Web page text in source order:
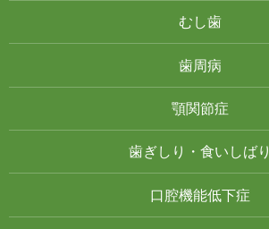
むし歯
歯周病
顎関節症
歯ぎしり・食いしばり
口腔機能低下症